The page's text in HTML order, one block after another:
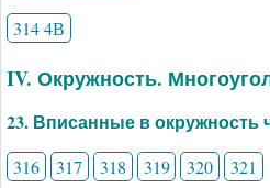
314 4В
IV. Окружность.
23. Вписанные в окружность
316 317 318 319 320 321